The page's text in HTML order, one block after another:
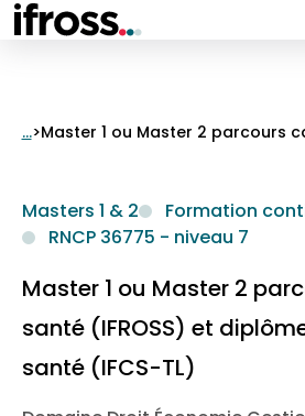
Recherche
Qui sommes-nous ?
...>
Masters 1 & 2
Formation
RNCP 36775 - niveau 7
Master 1 ou Master 2
santé (IFROSS) et
santé (IFCS-TL)